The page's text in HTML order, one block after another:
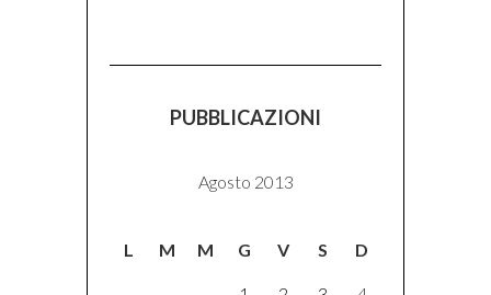
PUBBLICAZIONI
Agosto 2013
L M M G V S D